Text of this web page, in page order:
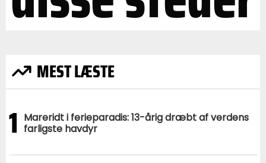
MEST LÆSTE
1 Mareridt i ferieparadis: 13-årig dræbt af verdens
farligste havdyr